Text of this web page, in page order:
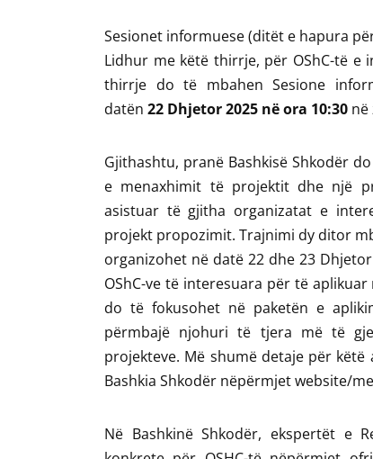
Sesionet informuese (ditët e hapura
Lidhur me këtë thirrje, për OShC-të e
thirrje do të mbahen Sesione
datën 22 Dhjetor 2025 në ora 10:30 në
Gjithashtu, pranë Bashkisë Shkodër
e menaxhimit të projektit dhe një
asistuar të gjitha organizatat e
projekt propozimit. Trajnimi dy ditor
organizohet në datë 22 dhe 23
OShC-ve të interesuara për të
do të fokusohet në paketën e
përmbajë njohuri të tjera më të
projekteve. Më shumë detaje për
Bashkia Shkodër nëpërmjet website/
Në Bashkinë Shkodër, ekspertët e